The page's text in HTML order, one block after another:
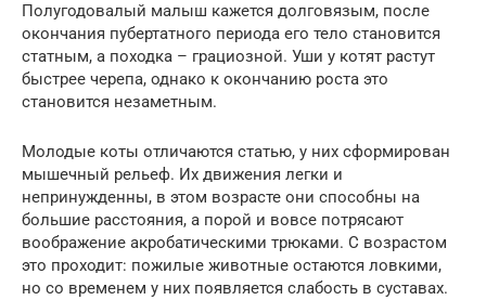
Полугодовалый малыш кажется долговязым, после
окончания пубертатного периода его тело становится
статным, а походка – грациозной. Уши у котят растут
быстрее черепа, однако к окончанию роста это
становится незаметным.
Молодые коты отличаются статью, у них сформирован
мышечный рельеф. Их движения легки и
непринужденны, в этом возрасте они способны на
большие расстояния, а порой и вовсе потрясают
воображение акробатическими трюками. С возрастом
это проходит: пожилые животные остаются ловкими,
но со временем у них появляется слабость в суставах.